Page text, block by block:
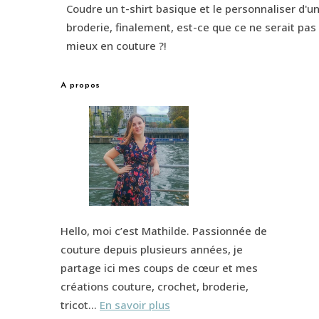
Coudre un t-shirt basique et le personnaliser
broderie, finalement, est-ce que ce ne serait pas
mieux en couture ?!
A propos
Hello, moi c’est Mathilde. Passionnée de
couture depuis plusieurs années, je
partage ici mes coups de cœur et mes
créations couture, crochet, broderie,
tricot… En savoir plus